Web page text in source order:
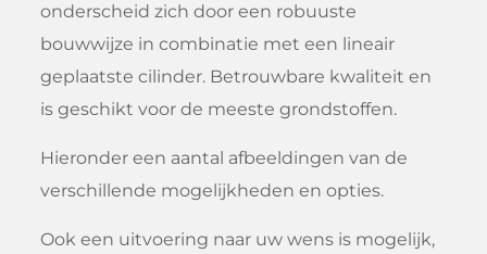
onderscheid zich door een robuuste
bouwwijze in combinatie met een lineair
geplaatste cilinder. Betrouwbare kwaliteit en
is geschikt voor de meeste grondstoffen.
Hieronder een aantal afbeeldingen van de
verschillende mogelijkheden en opties.
Ook een uitvoering naar uw wens is mogelijk,